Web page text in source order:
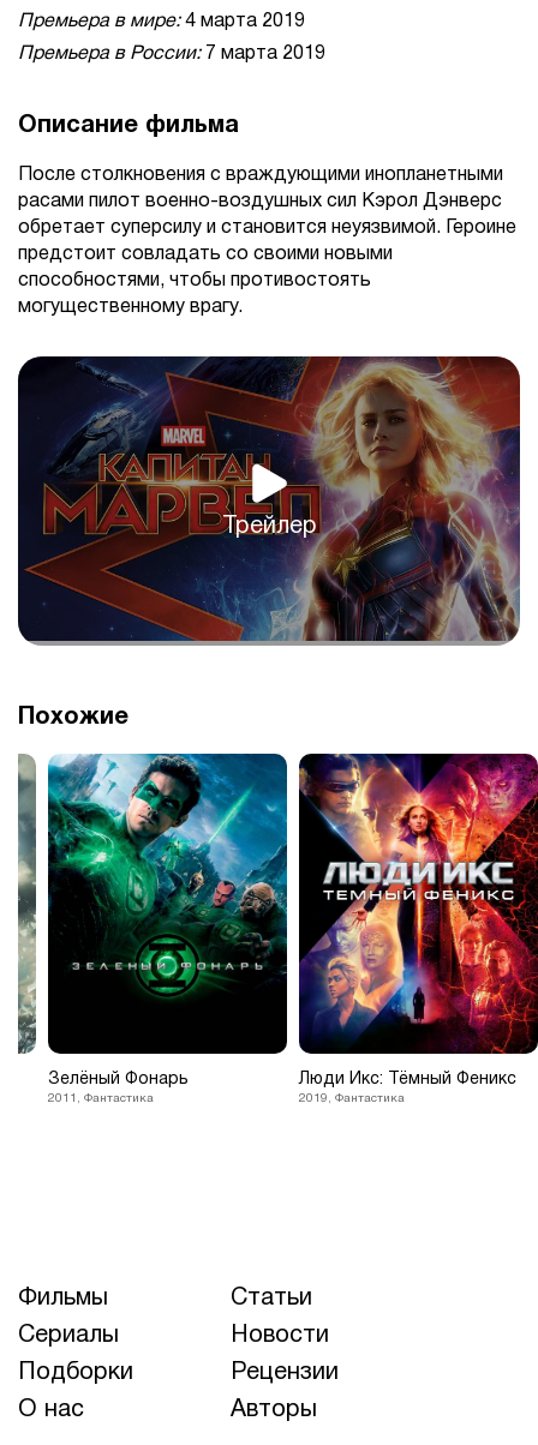
Премьера в мире:4 марта 2019
Премьера в России:7 марта 2019
Описание фильма
После столкновения с враждующими инопланетными
расами пилот военно-воздушных сил Кэрол Дэнверс
обретает суперсилу и становится неуязвимой. Героине
предстоит совладать со своими новыми
способностями, чтобы противостоять
могущественному врагу.
Трейлер
Похожие
Зелёный Фонарь
2011, Фантастика
Люди Икс: Тёмный Феникс
2019, Фантастика
Фильмы
Статьи
Сериалы
Новости
Подборки
Рецензии
О нас
Авторы